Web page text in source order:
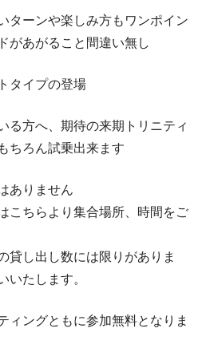
ターンや楽しみ方もワンポイン
があがること間違い無し
タイプの登場
る方へ、期待の来期トリニティ
ちろん試乗出来ます
ありません
こちらより集合場所、時間をご
貸し出し数には限りがありま
いたします。
ングともに参加無料となりま